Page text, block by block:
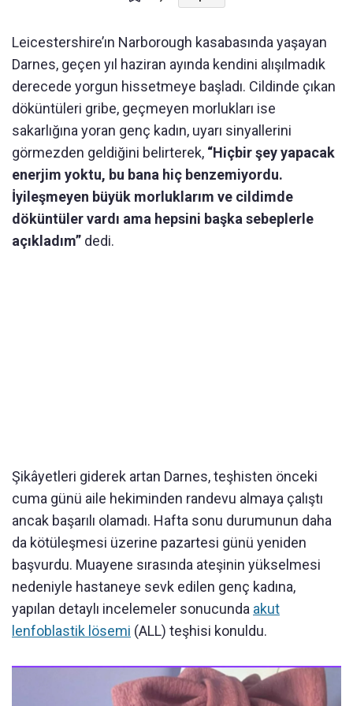
Leicestershire’ın Narborough kasabasında yaşayan
Darnes, geçen yıl haziran ayında kendini alışılmadık
derecede yorgun hissetmeye başladı. Cildinde çıkan
döküntüleri gribe, geçmeyen morlukları ise
sakarlığına yoran genç kadın, uyarı sinyallerini
görmezden geldiğini belirterek, “Hiçbir şey yapacak
enerjim yoktu, bu bana hiç benzemiyordu.
İyileşmeyen büyük morluklarım ve cildimde
döküntüler vardı ama hepsini başka sebeplerle
açıkladım” dedi.
Şikâyetleri giderek artan Darnes, teşhisten önceki
cuma günü aile hekiminden randevu almaya çalıştı
ancak başarılı olamadı. Hafta sonu durumunun daha
da kötüleşmesi üzerine pazartesi günü yeniden
başvurdu. Muayene sırasında ateşinin yükselmesi
nedeniyle hastaneye sevk edilen genç kadına,
yapılan detaylı incelemeler sonucunda akut
lenfoblastik lösemi (ALL) teşhisi konuldu.